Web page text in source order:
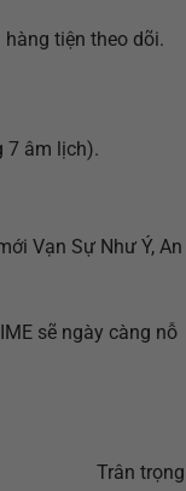
tiện theo dõi.
7 âm lịch).
Vạn Sự Như Ý, An
sẽ ngày càng nỗ
Trân trọng